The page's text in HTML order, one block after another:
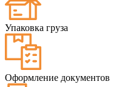
Упаковка груза
Оформление документов